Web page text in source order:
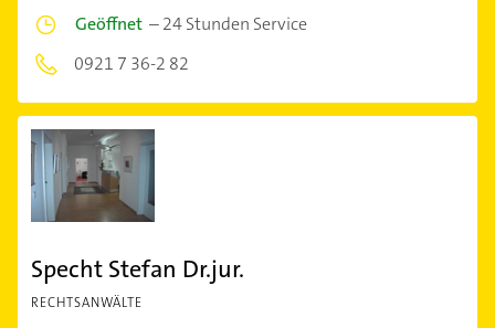
Geöffnet –24 Stunden Service
0921 7 36-2 82
Specht Stefan Dr.jur.
RECHTSANWÄLTE